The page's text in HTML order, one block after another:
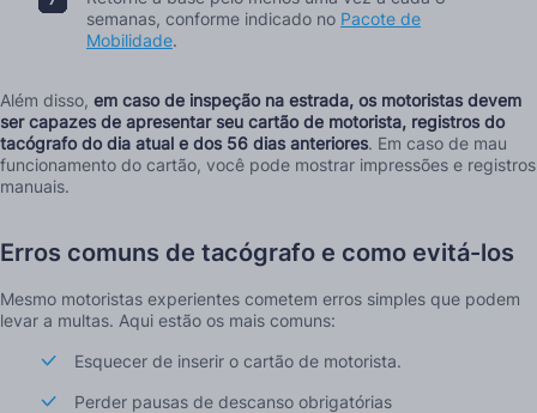
semanas, conforme indicado no Pacote de
Mobilidade.
Além disso, em caso de inspeção na estrada, os motoristas devem
ser capazes de apresentar seu cartão de motorista, registros do
tacógrafo do dia atual e dos 56 dias anteriores. Em caso de mau
funcionamento do cartão, você pode mostrar impressões e registros
manuais.
Erros comuns de tacógrafo e como evitá-los
Mesmo motoristas experientes cometem erros simples que podem
levar a multas. Aqui estão os mais comuns:
Esquecer de inserir o cartão de motorista.
Perder pausas de descanso obrigatórias